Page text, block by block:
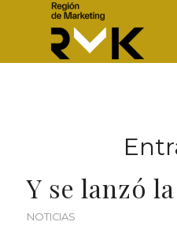
Y se lanzó
NOTICIAS